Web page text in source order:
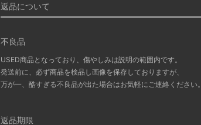
返品について
不良品
USED商品となっており、傷やしみは説明の範囲内です。
発送前に、必ず商品を検品し画像を保存しておりますが、
万が一、酷すぎる不良品が出た場合はお気軽にご連絡ください。
返品期限